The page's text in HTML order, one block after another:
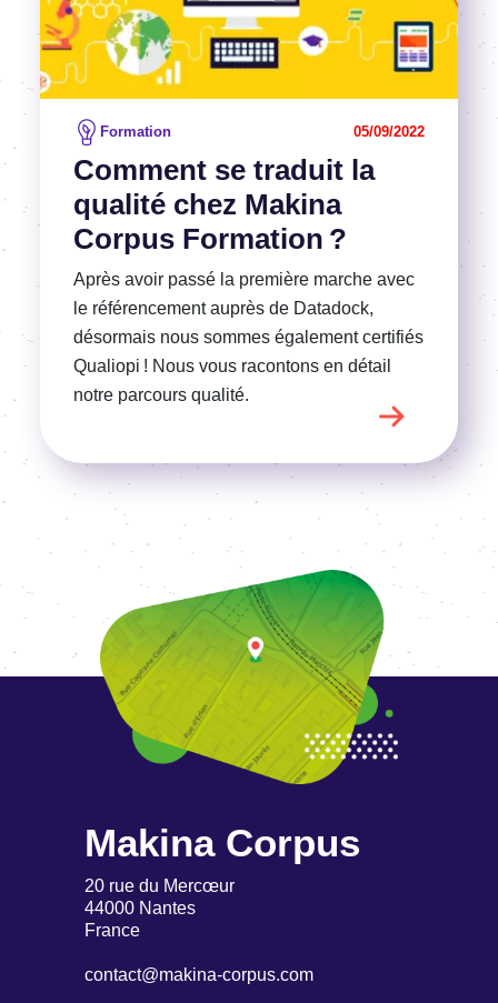
Comment se traduit la
qualité chez Makina
Corpus Formation ?
Formation 05/09/2022
Après avoir passé la première marche avec
le référencement auprès de Datadock,
désormais nous sommes également certifiés
Qualiopi ! Nous vous racontons en détail
notre parcours qualité.
Makina Corpus
20 rue du Mercœur
44000 Nantes
France
contact@makina-corpus.com